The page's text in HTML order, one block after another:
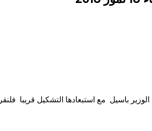
باسيل مع استبعادها التشكيل قريبا فلنقرأ